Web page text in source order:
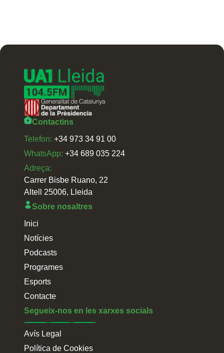
Contactins
Telefon: +34 973 34 91 00
WhatsApp: +34 689 035 224
Adreça:
Carrer Bisbe Ruano, 22
Altell 25006, Lleida
Sobre nosaltres
Inici
Notícies
Podcasts
Programes
Esports
Contacte
Segueix-nos en les xarxes socials
Avís Legal
Política de Cookies